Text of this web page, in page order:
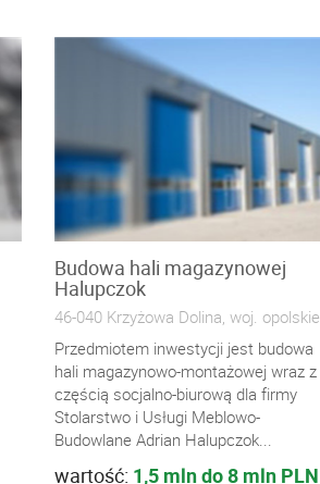
Budowa hali magazynowej
Halupczok
46-040 Krzyżowa Dolina, woj. opolskie
Przedmiotem inwestycji jest budowa
hali magazynowo-montażowej wraz z
częścią socjalno-biurową dla firmy
Stolarstwo i Usługi Meblowo-
Budowlane Adrian Halupczok...
wartość: 1,5 mln do 8 mln PLN